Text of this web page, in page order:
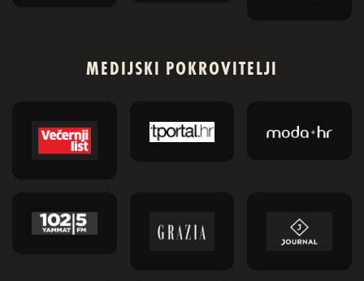
MEDIJSKI POKROVITELJI